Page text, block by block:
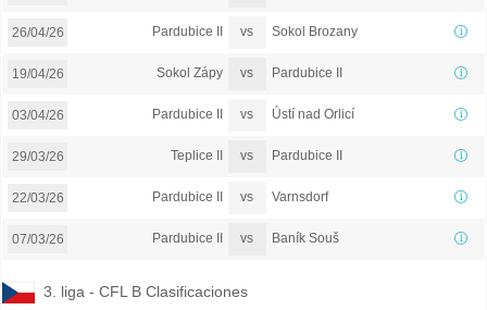
26/04/26 Pardubice II vs Sokol Brozany
19/04/26 Sokol Zápy vs Pardubice II
03/04/26 Pardubice II vs Ústí nad Orlicí
29/03/26 Teplice II vs Pardubice II
22/03/26 Pardubice II vs Varnsdorf
07/03/26 Pardubice II vs Baník Souš
3. liga - CFL B Clasificaciones